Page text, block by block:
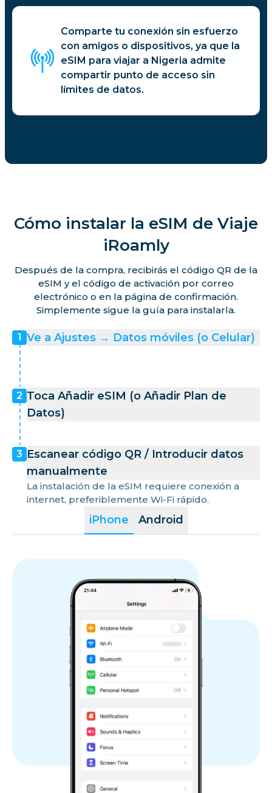
Comparte tu conexión sin esfuerzo
con amigos o dispositivos, ya que la
eSIM para viajar a Nigeria admite
compartir punto de acceso sin
límites de datos.
Cómo instalar la eSIM de Viaje
iRoamly
Después de la compra, recibirás el código QR de la
eSIM y el código de activación por correo
electrónico o en la página de confirmación.
Simplemente sigue la guía para instalarla.
iPhone Android
1 Ve a Ajustes → Datos móviles (o Celular)
2 Toca Añadir eSIM (o Añadir Plan de
Datos)
3 Escanear código QR / Introducir datos
manualmente
La instalación de la eSIM requiere conexión a
internet, preferiblemente Wi-Fi rápido.